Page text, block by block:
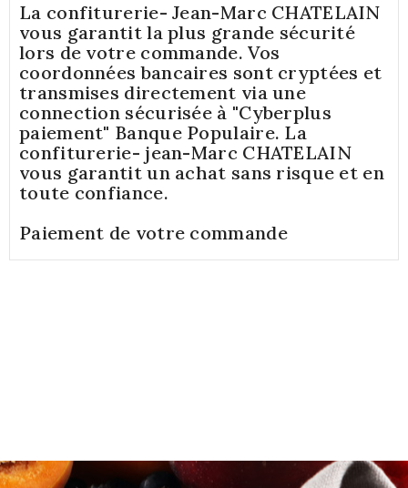
La confiturerie- Jean-Marc CHATELAIN
vous garantit la plus grande sécurité
lors de votre commande. Vos
coordonnées bancaires sont cryptées et
transmises directement via une
connection sécurisée à "Cyberplus
paiement" Banque Populaire. La
confiturerie- jean-Marc CHATELAIN
vous garantit un achat sans risque et en
toute confiance.
Paiement de votre commande